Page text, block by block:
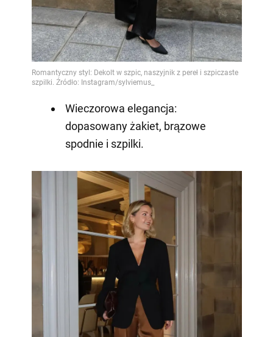
Wieczorowa elegancja:
dopasowany żakiet, brązowe
spodnie i szpilki.